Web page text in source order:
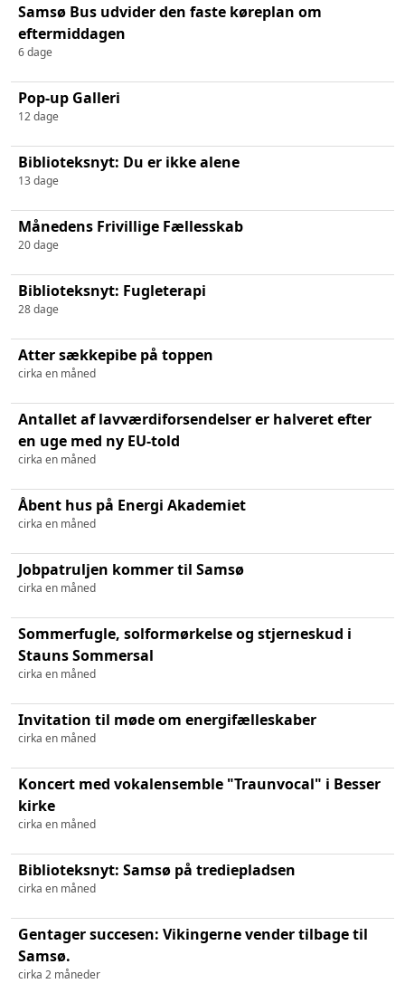
Samsø Bus udvider den faste køreplan om
eftermiddagen
6 dage
Pop-up Galleri
12 dage
Biblioteksnyt: Du er ikke alene
13 dage
Månedens Frivillige Fællesskab
20 dage
Biblioteksnyt: Fugleterapi
28 dage
Atter sækkepibe på toppen
cirka en måned
Antallet af lavværdiforsendelser er halveret efter
en uge med ny EU-told
cirka en måned
Åbent hus på Energi Akademiet
cirka en måned
Jobpatruljen kommer til Samsø
cirka en måned
Sommerfugle, solformørkelse og stjerneskud i
Stauns Sommersal
cirka en måned
Invitation til møde om energifælleskaber
cirka en måned
Koncert med vokalensemble "Traunvocal" i Besser
kirke
cirka en måned
Biblioteksnyt: Samsø på trediepladsen
cirka en måned
Gentager succesen: Vikingerne vender tilbage til
Samsø.
cirka 2 måneder